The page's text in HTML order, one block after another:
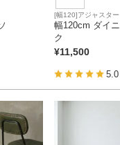
[幅120]アジャスター
幅120cm ダイ
ク
¥11,500
5.0